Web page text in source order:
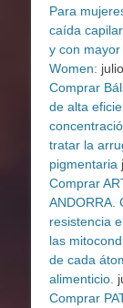
Para
caída
y con
Women:
Comprar
de alta
tratar la
pigmentaria
Comprar
ANDORRA.
resistencia
las
de cada
alimenticio.
Comprar